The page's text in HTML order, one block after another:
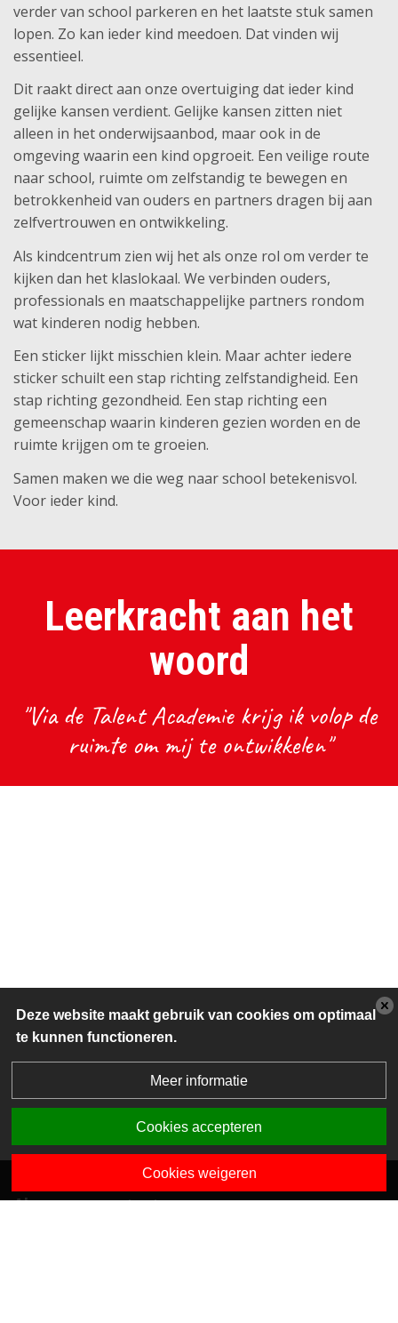
verder van school parkeren en het laatste stuk samen
lopen. Zo kan ieder kind meedoen. Dat vinden wij
essentieel.
Dit raakt direct aan onze overtuiging dat ieder kind
gelijke kansen verdient. Gelijke kansen zitten niet
alleen in het onderwijsaanbod, maar ook in de
omgeving waarin een kind opgroeit. Een veilige route
naar school, ruimte om zelfstandig te bewegen en
betrokkenheid van ouders en partners dragen bij aan
zelfvertrouwen en ontwikkeling.
Als kindcentrum zien wij het als onze rol om verder te
kijken dan het klaslokaal. We verbinden ouders,
professionals en maatschappelijke partners rondom
wat kinderen nodig hebben.
Een sticker lijkt misschien klein. Maar achter iedere
sticker schuilt een stap richting zelfstandigheid. Een
stap richting gezondheid. Een stap richting een
gemeenschap waarin kinderen gezien worden en de
ruimte krijgen om te groeien.
Samen maken we die weg naar school betekenisvol.
Voor ieder kind.
Leerkracht aan het
woord
"Via de Talent Academie krijg ik volop de
ruimte om mij te ontwikkelen"
Algemene contactgegevens
Deze website maakt gebruik van cookies om optimaal
te kunnen functioneren.
Meer informatie
Cookies accepteren
Cookies weigeren